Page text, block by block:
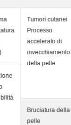
Tumori cutanei
Processo
accelerato di
invecchiamento
della pelle
Bruciatura della
pelle